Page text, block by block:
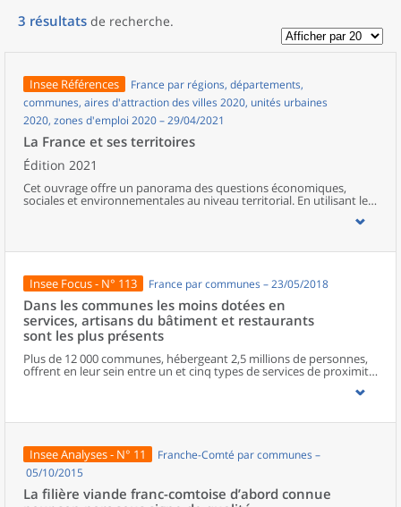
3 résultats de recherche.
Insee Références
France par régions, départements,
communes, aires d'attraction des villes 2020, unités urbaines
2020, zones d'emploi 2020 – 29/04/2021
La France et ses territoires
Édition 2021
Cet ouvrage offre un panorama des questions économiques,
sociales et environnementales au niveau territorial. En utilisant les
disparités géographiques en France, sur les forces et faiblesses des
population.
Insee Focus - N° 113 France par communes – 23/05/2018
Dans les communes les moins dotées en
services, artisans du bâtiment et restaurants
sont les plus présents
Plus de 12 000 communes, hébergeant 2,5 millions de personnes,
offrent en leur sein entre un et cinq types de services de proximité.
Dans ces communes, les artisans et les restaurants sont les plus
boulangeries ou les supérettes, n’apparaissent de façon
services de proximité. Quant aux services médicaux, ils sont situés
dans des communes bénéficiant d’un nombre d’équipements
encore plus large. Aux communes qui possèdent au moins un
possèdent aucun. Elles abritent 162 000 habitants.
Insee Analyses - N° 11
Franche-Comté par communes –
05/10/2015
La filière viande franc-comtoise d’abord connue